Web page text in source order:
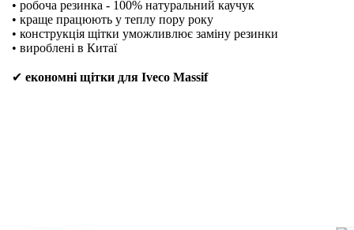
• робоча резинка - 100% натуральний каучук
• краще працюють у теплу пору року
• конструкція щітки уможливлює заміну резинки
• вироблені в Китаї
✔ економні щітки для Iveco Massif